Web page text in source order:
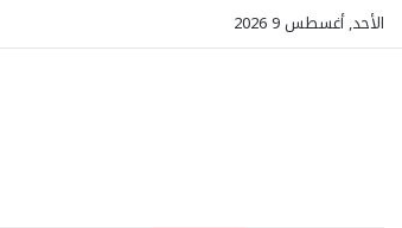
الأحد, أغسطس 9 2026